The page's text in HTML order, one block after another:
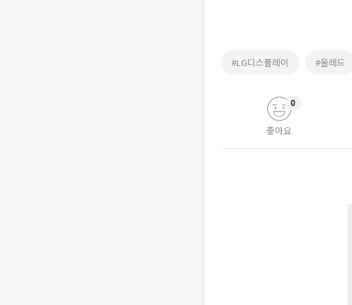
#LG디스플레이 #올레드
좋아요
0